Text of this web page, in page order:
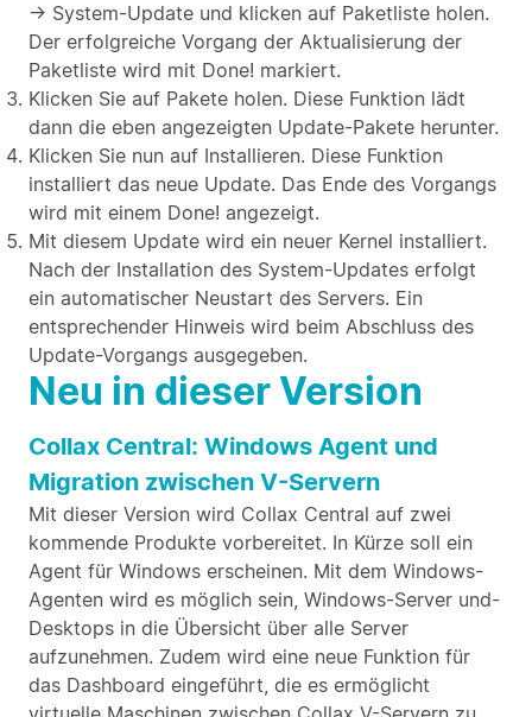
→ System-Update und klicken auf Paketliste holen.
Der erfolgreiche Vorgang der Aktualisierung der
Paketliste wird mit Done! markiert.
Klicken Sie auf Pakete holen. Diese Funktion lädt
dann die eben angezeigten Update-Pakete herunter.
Klicken Sie nun auf Installieren. Diese Funktion
installiert das neue Update. Das Ende des Vorgangs
wird mit einem Done! angezeigt.
Mit diesem Update wird ein neuer Kernel installiert.
Nach der Installation des System-Updates erfolgt
ein automatischer Neustart des Servers. Ein
entsprechender Hinweis wird beim Abschluss des
Update-Vorgangs ausgegeben.
Neu in dieser Version
Collax Central: Windows Agent und
Migration zwischen V-Servern
Mit dieser Version wird Collax Central auf zwei
kommende Produkte vorbereitet. In Kürze soll ein
Agent für Windows erscheinen. Mit dem Windows-
Agenten wird es möglich sein, Windows-Server und-
Desktops in die Übersicht über alle Server
aufzunehmen. Zudem wird eine neue Funktion für
das Dashboard eingeführt, die es ermöglicht